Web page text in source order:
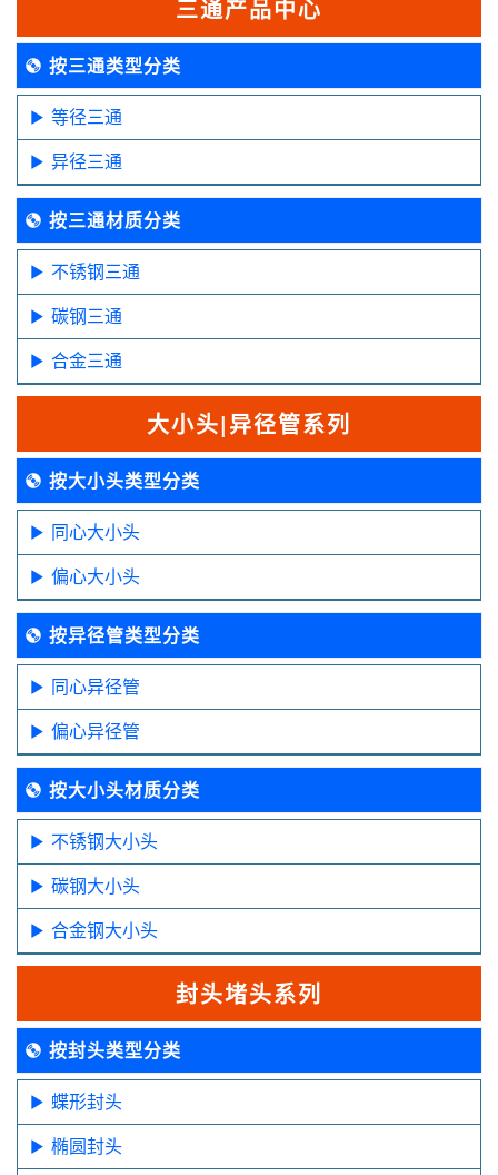
三通产品中心
按三通类型分类
等径三通
异径三通
按三通材质分类
不锈钢三通
碳钢三通
合金三通
大小头|异径管系列
按大小头类型分类
同心大小头
偏心大小头
按异径管类型分类
同心异径管
偏心异径管
按大小头材质分类
不锈钢大小头
碳钢大小头
合金钢大小头
封头堵头系列
按封头类型分类
蝶形封头
椭圆封头